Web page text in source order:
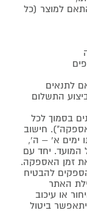
למוצר (כל
לתנאים
התשלום
בסמוך לכל
חישוב
ימים א' – ה',
המועד. יחד עם
זמן האספקה.
להבטיח
האתר
או עיכוב
ביטול